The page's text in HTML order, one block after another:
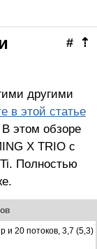
⇡
#
другими
в этой статье
этом обзоре
X TRIO с
Полностью
и 20 потоков, 3,7 (5,3)